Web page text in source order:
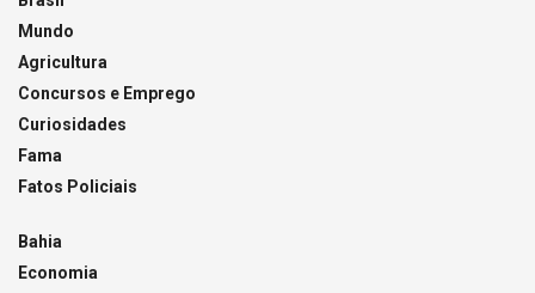
Mundo
Agricultura
Concursos e Emprego
Curiosidades
Fama
Fatos Policiais
Bahia
Economia